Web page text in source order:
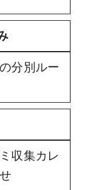
分別ルー
収集カレ